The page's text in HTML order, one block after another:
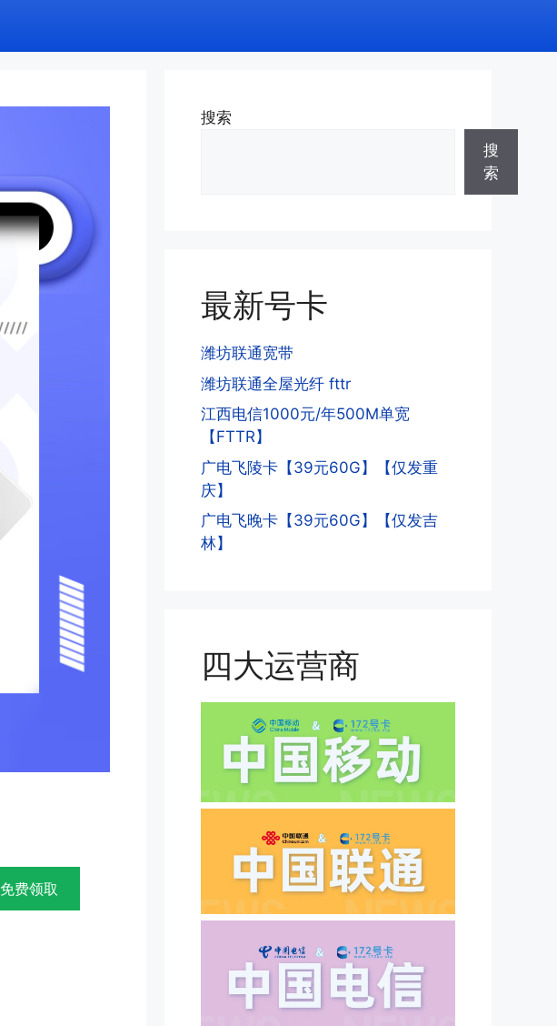
免费领取
搜索
搜
索
最新号卡
潍坊联通宽带
潍坊联通全屋光纤 fttr
江西电信1000元/年500M单宽
【FTTR】
广电飞陵卡【39元60G】【仅发重
庆】
广电飞晚卡【39元60G】【仅发吉
林】
四大运营商